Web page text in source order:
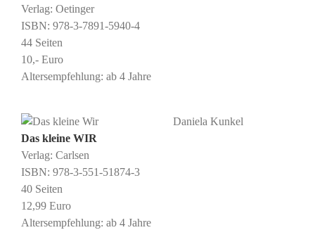
Verlag: Oetinger
ISBN: 978-3-7891-5940-4
44 Seiten
10,- Euro
Altersempfehlung: ab 4 Jahre
Daniela Kunkel
Das kleine WIR
Verlag: Carlsen
ISBN: 978-3-551-51874-3
40 Seiten
12,99 Euro
Altersempfehlung: ab 4 Jahre